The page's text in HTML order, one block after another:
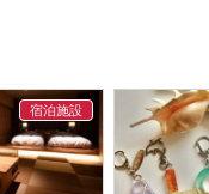
もあり、身体が冷え
提供された一品があ
、サービスというよ
ように感じました。
なく脂身の多い部分